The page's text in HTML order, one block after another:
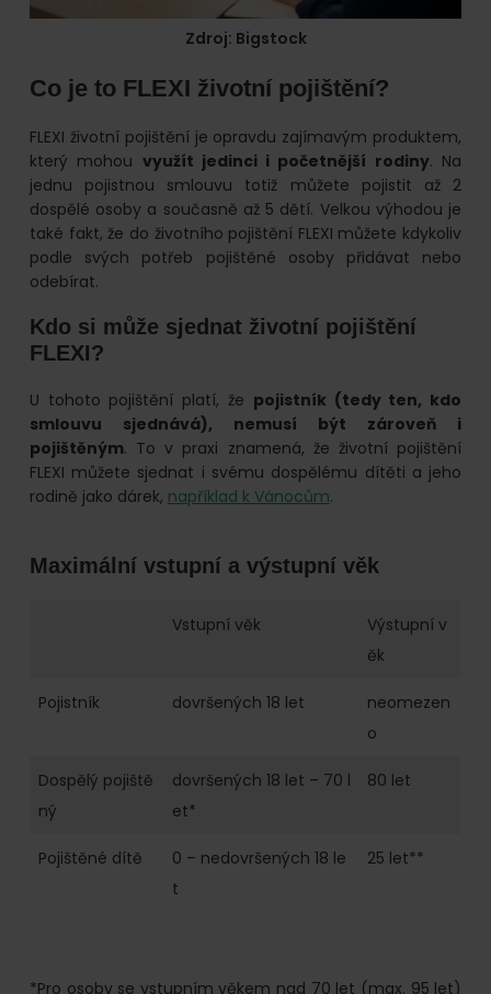
Zdroj: Bigstock
Co je to FLEXI životní pojištění?
FLEXI životní pojištění je opravdu zajímavým produktem,
který mohou využít jedinci i početnější rodiny. Na
jednu pojistnou smlouvu totiž můžete pojistit až 2
dospělé osoby a současně až 5 dětí. Velkou výhodou je
také fakt, že do životního pojištění FLEXI můžete kdykoliv
podle svých potřeb pojištěné osoby přidávat nebo
odebírat.
Kdo si může sjednat životní pojištění
FLEXI?
U tohoto pojištění platí, že pojistník (tedy ten, kdo
smlouvu sjednává), nemusí být zároveň i
pojištěným. To v praxi znamená, že životní pojištění
FLEXI můžete sjednat i svému dospělému dítěti a jeho
rodině jako dárek, například k Vánocům.
Maximální vstupní a výstupní věk
Vstupní věk
Výstupní v
ěk
Pojistník dovršených 18 let
neomezen
o
Dospělý pojiště
ný
dovršených 18 let – 70 l
et*
80 let
Pojištěné dítě
0 – nedovršených 18 le
t
25 let**
*Pro osoby se vstupním věkem nad 70 let (max. 95 let)